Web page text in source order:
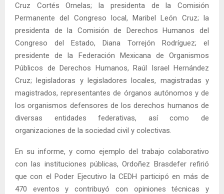
Cruz Cortés Ornelas; la presidenta de la Comisión
Permanente del Congreso local, Maribel León Cruz; la
presidenta de la Comisión de Derechos Humanos del
Congreso del Estado, Diana Torrejón Rodríguez; el
presidente de la Federación Mexicana de Organismos
Públicos de Derechos Humanos, Raúl Israel Hernández
Cruz; legisladoras y legisladores locales, magistradas y
magistrados, representantes de órganos autónomos y de
los organismos defensores de los derechos humanos de
diversas entidades federativas, así como de
organizaciones de la sociedad civil y colectivas.
En su informe, y como ejemplo del trabajo colaborativo
con las instituciones públicas, Ordoñez Brasdefer refirió
que con el Poder Ejecutivo la CEDH participó en más de
470 eventos y contribuyó con opiniones técnicas y